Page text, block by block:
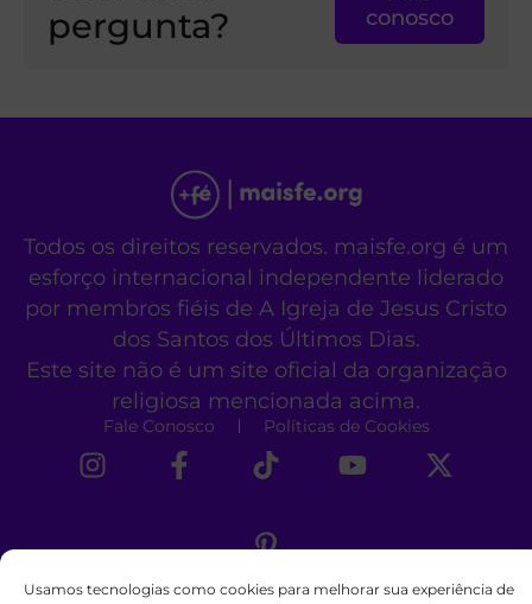
Usamos tecnologias como cookies para melhorar sua experiência de
pergunta?
conosco
Todos os direitos reservados. maisfe.org é um
esforço internacional independente liderado
por membros fiéis de A Igreja de Jesus Cristo
dos Santos dos Últimos Dias.
Este site não é um site oficial da organização
religiosa mencionada acima.
Fale Conosco Políticas de Cookies